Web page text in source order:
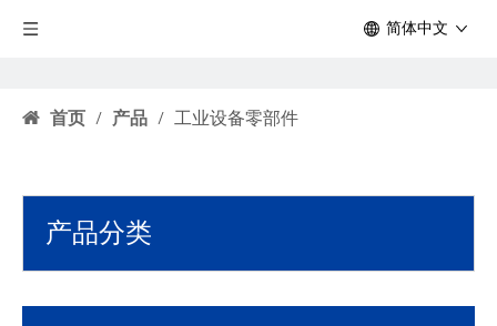
简体中文
首页 / 产品 / 工业设备零部件
产品分类